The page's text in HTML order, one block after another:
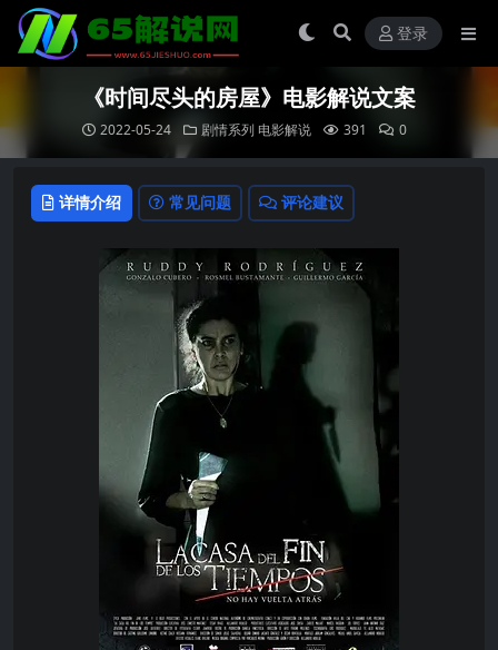
登录
《时间尽头的房屋》电影解说文案
2022-05-24 剧情系列 电影解说 391 0
详情介绍 常见问题 评论建议